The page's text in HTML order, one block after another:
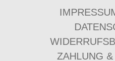
ZAHLUNG